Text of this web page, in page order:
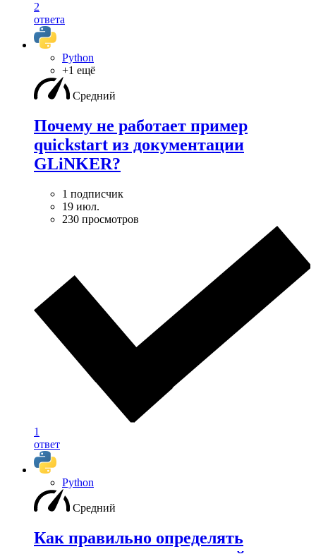
2
ответа
Python
+1 ещё
Средний
Почему не работает пример
quickstart из документации
GLiNKER?
1 подписчик
19 июл.
230 просмотров
1
ответ
Python
Средний
Как правильно определять